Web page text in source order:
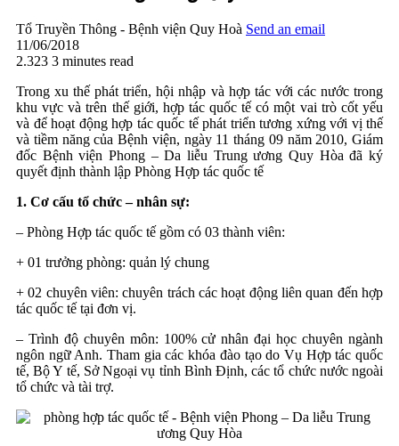
Tổ Truyền Thông - Bệnh viện Quy Hoà Send an email
11/06/2018
2.323 3 minutes read
Trong xu thế phát triển, hội nhập và hợp tác với các nước trong
khu vực và trên thế giới, hợp tác quốc tế có một vai trò cốt yếu
và để hoạt động hợp tác quốc tế phát triển tương xứng với vị thế
và tiềm năng của Bệnh viện, ngày 11 tháng 09 năm 2010, Giám
đốc Bệnh viện Phong – Da liễu Trung ương Quy Hòa đã ký
quyết định thành lập Phòng Hợp tác quốc tế
1. Cơ cấu tổ chức – nhân sự:
– Phòng Hợp tác quốc tế gồm có 03 thành viên:
+ 01 trưởng phòng: quản lý chung
+ 02 chuyên viên: chuyên trách các hoạt động liên quan đến hợp
tác quốc tế tại đơn vị.
– Trình độ chuyên môn: 100% cử nhân đại học chuyên ngành
ngôn ngữ Anh. Tham gia các khóa đào tạo do Vụ Hợp tác quốc
tế, Bộ Y tế, Sở Ngoại vụ tỉnh Bình Định, các tổ chức nước ngoài
tổ chức và tài trợ.